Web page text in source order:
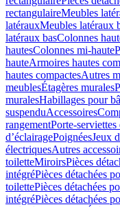
rectangulaireMeubles
latérauxMeubles latéraux
latéraux basColonnes
hautesColonnes mi-haute
hauteArmoires hautes
hautes compactesAutres
meublesÉtagères murales
muralesHabillages pour
suspenduAccessoires
rangementPorte-
d’éclairagePoignéesJeux
électriquesAutres
toiletteMiroirsPièces
intégréPièces détachées
toilettePièces détachées
intégréPièces détachées